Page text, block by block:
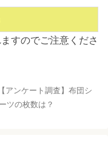
すのでご注意くださ
【アンケート調査】布団シ
ツの枚数は？